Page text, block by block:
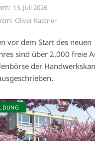
13. Juli 2026
Oliver Kastner
vor dem Start des neuen
sind über 2.000 freie
der